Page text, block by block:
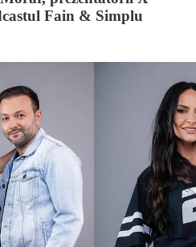
Fain & Simplu